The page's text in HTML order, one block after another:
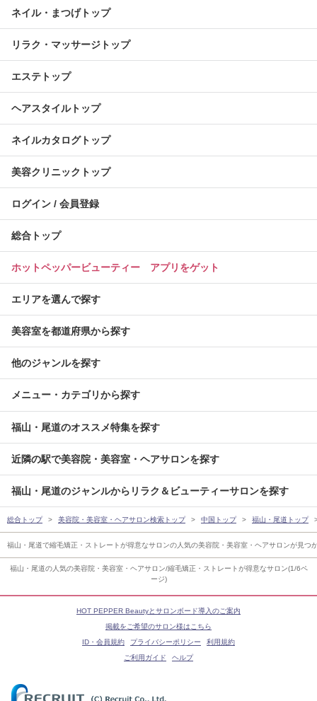
福山・尾道の人気の美容院・美容室・ヘアサロン/縮毛矯正・ストレートが得意なサロン(1/6ペ
ージ)
ネイル・まつげトップ
リラク・マッサージトップ
エステトップ
ヘアスタイルトップ
ネイルカタログトップ
美容クリニックトップ
ログイン / 会員登録
総合トップ
ホットペッパービューティー アプリをゲット
エリアを選んで探す
美容室を都道府県から探す
他のジャンルを探す
メニュー・カテゴリから探す
福山・尾道のオススメ特集を探す
近隣の駅で美容院・美容室・ヘアサロンを探す
福山・尾道のジャンルからリラク＆ビューティーサロンを探す
総合トップ 美容院・美容室・ヘアサロン検索トップ 中国トップ 福山・尾道トップ
福山・尾道で縮毛矯正・ストレートが得意なサロンの人気の美容院・美容室・ヘアサロンが見
HOT PEPPER Beautyとサロンボード導入のご案内
掲載をご希望のサロン様はこちら
ID・会員規約
プライバシーポリシー
利用規約
ご利用ガイド
ヘルプ